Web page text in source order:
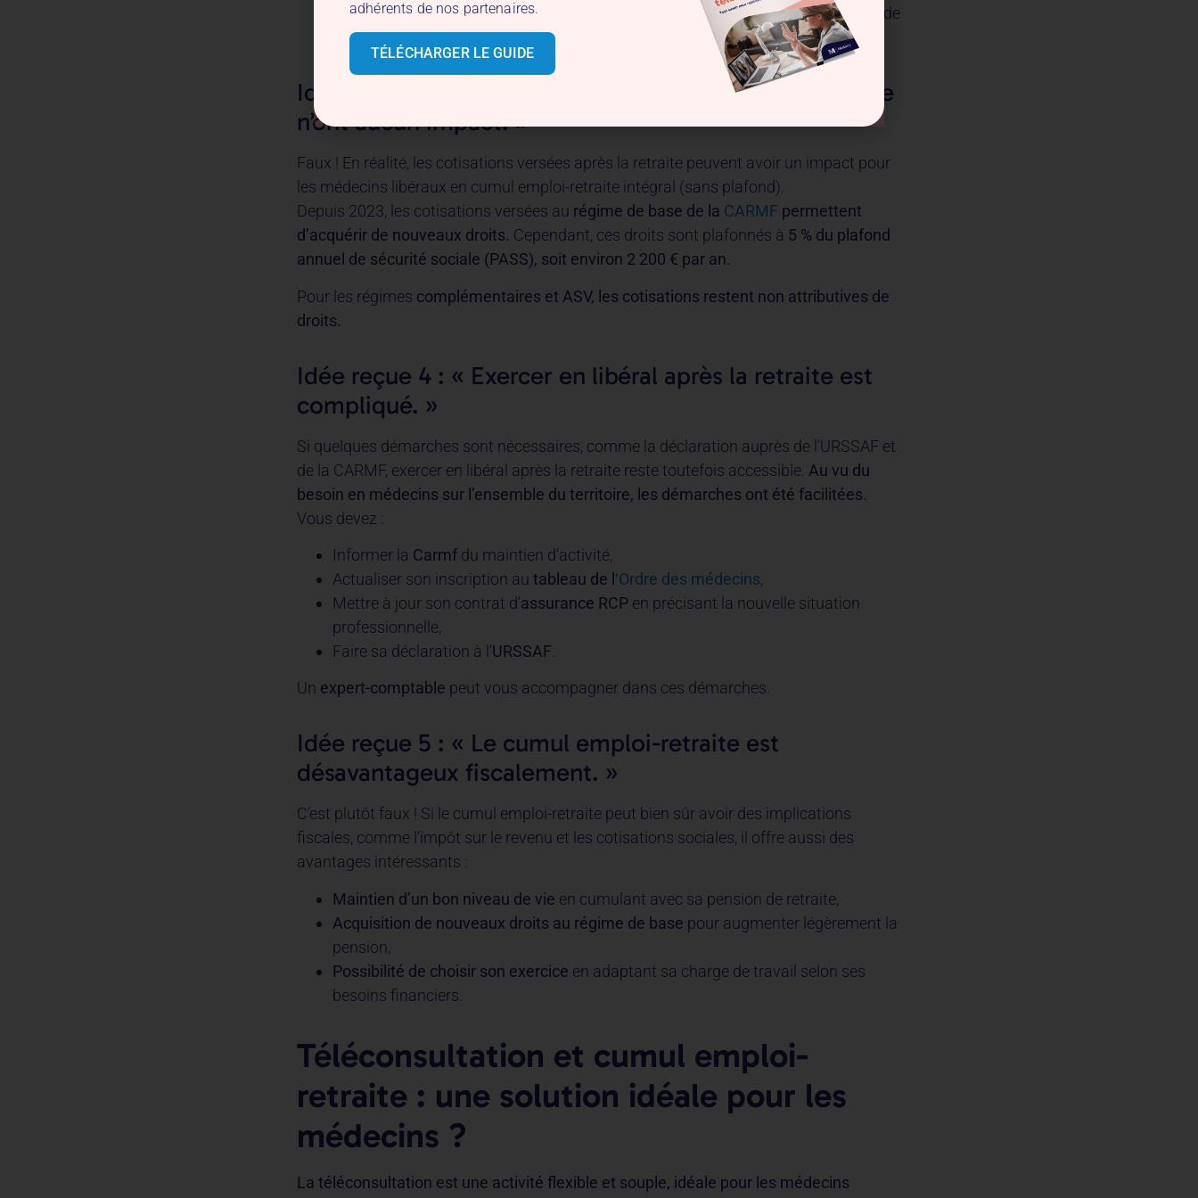
« sans décote »,qui vous permet de partir en retraite et de percevoir l’intégralité de
votre pension même si vous n’avez pas tous vos trimestres.
Idée reçue 3 : « Les cotisations versées après la retraite
n’ont aucun impact. »
Faux ! En réalité, les cotisations versées après la retraite peuvent avoir un impact pour
les médecins libéraux en cumul emploi-retraite intégral (sans plafond).
Depuis 2023, les cotisations versées au régime de base de la CARMF permettent
d’acquérir de nouveaux droits. Cependant, ces droits sont plafonnés à 5 % du plafond
annuel de sécurité sociale (PASS), soit environ 2 200 € par an.
Pour les régimes complémentaires et ASV, les cotisations restent non attributives de
droits.
Idée reçue 4 : « Exercer en libéral après la retraite est
compliqué. »
Si quelques démarches sont nécessaires, comme la déclaration auprès de l’URSSAF et
de la CARMF, exercer en libéral après la retraite reste toutefois accessible. Au vu du
besoin en médecins sur l’ensemble du territoire, les démarches ont été facilitées.
Vous devez :
Informer la Carmfdu maintien d’activité,
Actualiser son inscription au tableau de l ‘Ordre des médecins,
Mettre à jour son contrat d’assurance RCPen précisant la nouvelle situation
professionnelle,
Faire sa déclaration à l’URSSAF
Un expert-comptable peut vous accompagner dans ces démarches.
Idée reçue 5 : « Le cumul emploi-retraite est
désavantageux fiscalement. »
C’est plutôt faux ! Si le cumul emploi-retraite peut bien sûr avoir des implications
fiscales, comme l’impôt sur le revenu et les cotisations sociales, il offre aussi des
avantages intéressants :
Maintien d’un bon niveau de vie en cumulant avec sa pension de retraite,
Acquisition de nouveaux droits au régime de base pour augmenter légèrement la
pension,
Possibilité de choisir son exercice en adaptant sa charge de travail selon ses
besoins financiers.
Téléconsultation et cumul emploi-
retraite : une solution idéale pour les
médecins ?
La téléconsultation est une activité flexible et souple, idéale pour les médecins
adhérents de nos partenaires.
TÉLÉCHARGER LE GUIDE